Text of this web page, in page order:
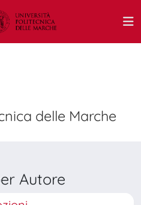
delle Marche
Autore